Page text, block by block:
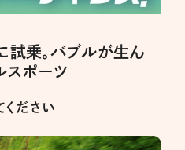
試乗。バブルが生ん
スポーツ
ください